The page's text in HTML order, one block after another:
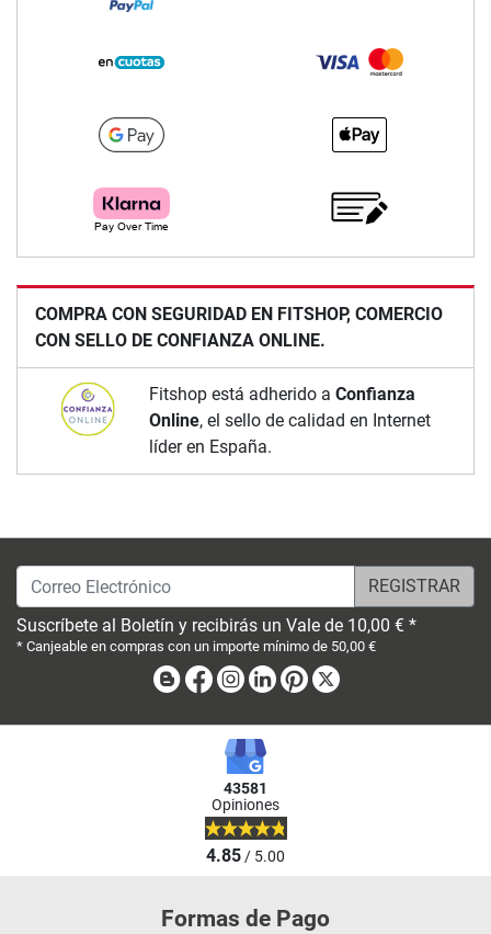
COMPRA CON SEGURIDAD EN FITSHOP, COMERCIO
CON SELLO DE CONFIANZA ONLINE.
Fitshop está adherido a Confianza
Online, el sello de calidad en Internet
líder en España.
Correo Electrónico
Suscríbete al Boletín y recibirás un Vale de 10,00 € *
* Canjeable en compras con un importe mínimo de 50,00 €
BlogFacebook
Instagram
LinkedinPinterest
43581
Opiniones
4.85/ 5.00
Formas de Pago